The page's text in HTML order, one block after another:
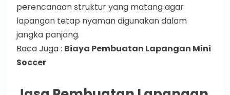
perencanaan struktur yang matang agar
lapangan tetap nyaman digunakan dalam
jangka panjang.
Baca Juga : Biaya Pembuatan Lapangan Mini
Soccer